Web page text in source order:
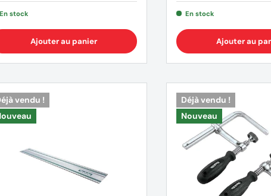
En stock
Ajouter au panier
En stock
Ajouter au
vendu !
Déjà vendu !
Nouveau